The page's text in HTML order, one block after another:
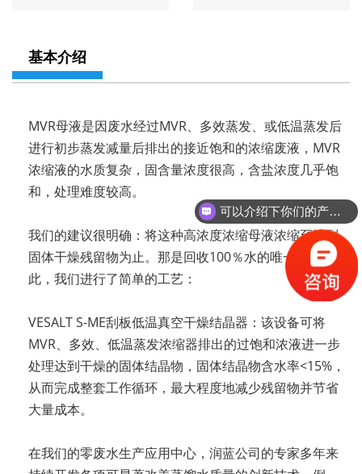
基本介绍
MVR母液是因废水经过MVR、多效蒸发、或低温蒸发后
进行初步蒸发减量后排出的接近饱和的浓缩废液，MVR
浓缩液的水质复杂，固含量浓度很高，含盐浓度几乎饱
和，处理难度较高。
我们的建议很明确：将这种高浓度浓缩母液浓缩至达到
固体干燥残留物为止。那是回收100％水的唯一方法。为
此，我们进行了简单的工艺：
VESALT S-ME刮板低温真空干燥结晶器：该设备可将
MVR、多效、低温蒸发浓缩器排出的过饱和浓液进一步
处理达到干燥的固体结晶物，固体结晶物含水率<15%，
从而完成整套工作循环，最大程度地减少残留物并节省
大量成本。
在我们的零废水生产应用中心，润蓝公司的专家多年来
可以介绍下你们的产品么？